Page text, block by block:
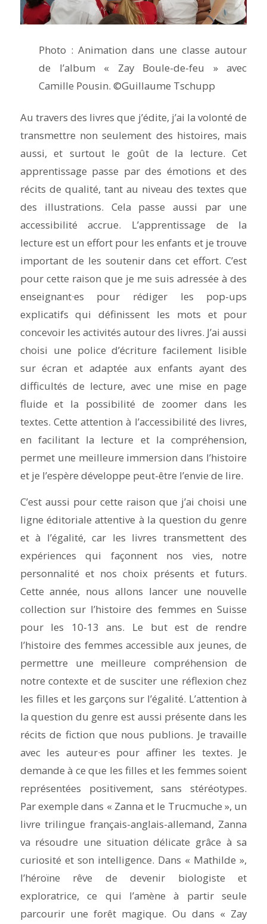
Photo : Animation dans une classe autour
de l’album « Zay Boule-de-feu » avec
Camille Pousin. ©Guillaume Tschupp
Au travers des livres que j’édite, j’ai la volonté de
transmettre non seulement des histoires, mais
aussi, et surtout le goût de la lecture. Cet
apprentissage passe par des émotions et des
récits de qualité, tant au niveau des textes que
des illustrations. Cela passe aussi par une
accessibilité accrue. L’apprentissage de la
lecture est un effort pour les enfants et je trouve
important de les soutenir dans cet effort. C’est
pour cette raison que je me suis adressée à des
enseignant·es pour rédiger les pop-ups
explicatifs qui définissent les mots et pour
concevoir les activités autour des livres. J’ai aussi
choisi une police d’écriture facilement lisible
sur écran et adaptée aux enfants ayant des
difficultés de lecture, avec une mise en page
fluide et la possibilité de zoomer dans les
textes. Cette attention à l’accessibilité des livres,
en facilitant la lecture et la compréhension,
permet une meilleure immersion dans l’histoire
et je l’espère développe peut-être l’envie de lire.
C’est aussi pour cette raison que j’ai choisi une
ligne éditoriale attentive à la question du genre
et à l’égalité, car les livres transmettent des
expériences qui façonnent nos vies, notre
personnalité et nos choix présents et futurs.
Cette année, nous allons lancer une nouvelle
collection sur l’histoire des femmes en Suisse
pour les 10-13 ans. Le but est de rendre
l’histoire des femmes accessible aux jeunes, de
permettre une meilleure compréhension de
notre contexte et de susciter une réflexion chez
les filles et les garçons sur l’égalité. L’attention à
la question du genre est aussi présente dans les
récits de fiction que nous publions. Je travaille
avec les auteur·es pour affiner les textes. Je
demande à ce que les filles et les femmes soient
représentées positivement, sans stéréotypes.
Par exemple dans « Zanna et le Trucmuche », un
livre trilingue français-anglais-allemand, Zanna
va résoudre une situation délicate grâce à sa
curiosité et son intelligence. Dans « Mathilde »,
l’héroïne rêve de devenir biologiste et
exploratrice, ce qui l’amène à partir seule
parcourir une forêt magique. Ou dans « Zay